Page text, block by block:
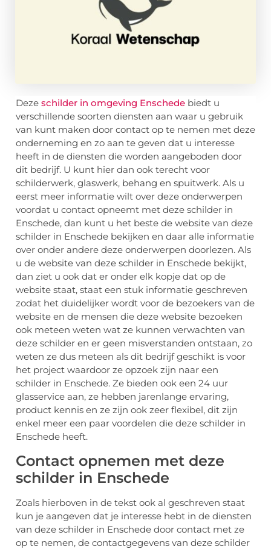
Deze schilder in omgeving Enschede biedt u
verschillende soorten diensten aan waar u gebruik
van kunt maken door contact op te nemen met deze
onderneming en zo aan te geven dat u interesse
heeft in de diensten die worden aangeboden door
dit bedrijf. U kunt hier dan ook terecht voor
schilderwerk, glaswerk, behang en spuitwerk. Als u
eerst meer informatie wilt over deze onderwerpen
voordat u contact opneemt met deze schilder in
Enschede, dan kunt u het beste de website van deze
schilder in Enschede bekijken en daar alle informatie
over onder andere deze onderwerpen doorlezen. Als
u de website van deze schilder in Enschede bekijkt,
dan ziet u ook dat er onder elk kopje dat op de
website staat, staat een stuk informatie geschreven
zodat het duidelijker wordt voor de bezoekers van de
website en de mensen die deze website bezoeken
ook meteen weten wat ze kunnen verwachten van
deze schilder en er geen misverstanden ontstaan, zo
weten ze dus meteen als dit bedrijf geschikt is voor
het project waardoor ze opzoek zijn naar een
schilder in Enschede. Ze bieden ook een 24 uur
glasservice aan, ze hebben jarenlange ervaring,
product kennis en ze zijn ook zeer flexibel, dit zijn
enkel meer een paar voordelen die deze schilder in
Enschede heeft.
Contact opnemen met deze
schilder in Enschede
Zoals hierboven in de tekst ook al geschreven staat
kun je aangeven dat je interesse hebt in de diensten
van deze schilder in Enschede door contact met ze
op te nemen, de contactgegevens van deze schilder